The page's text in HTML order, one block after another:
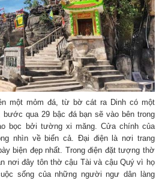
một mỏm đá, từ bờ cát ra Dinh có một
bước qua 29 bậc đá bạn sẽ vào bên trong
bọc bởi tường xi măng. Cửa chính của
nhìn về biển cả. Đại điện là nơi trang
biện đẹp nhất. Trong điện đặt tượng thờ
nơi đây tôn thờ cậu Tài và cậu Quý vì họ
sống của những người ngư dân làng